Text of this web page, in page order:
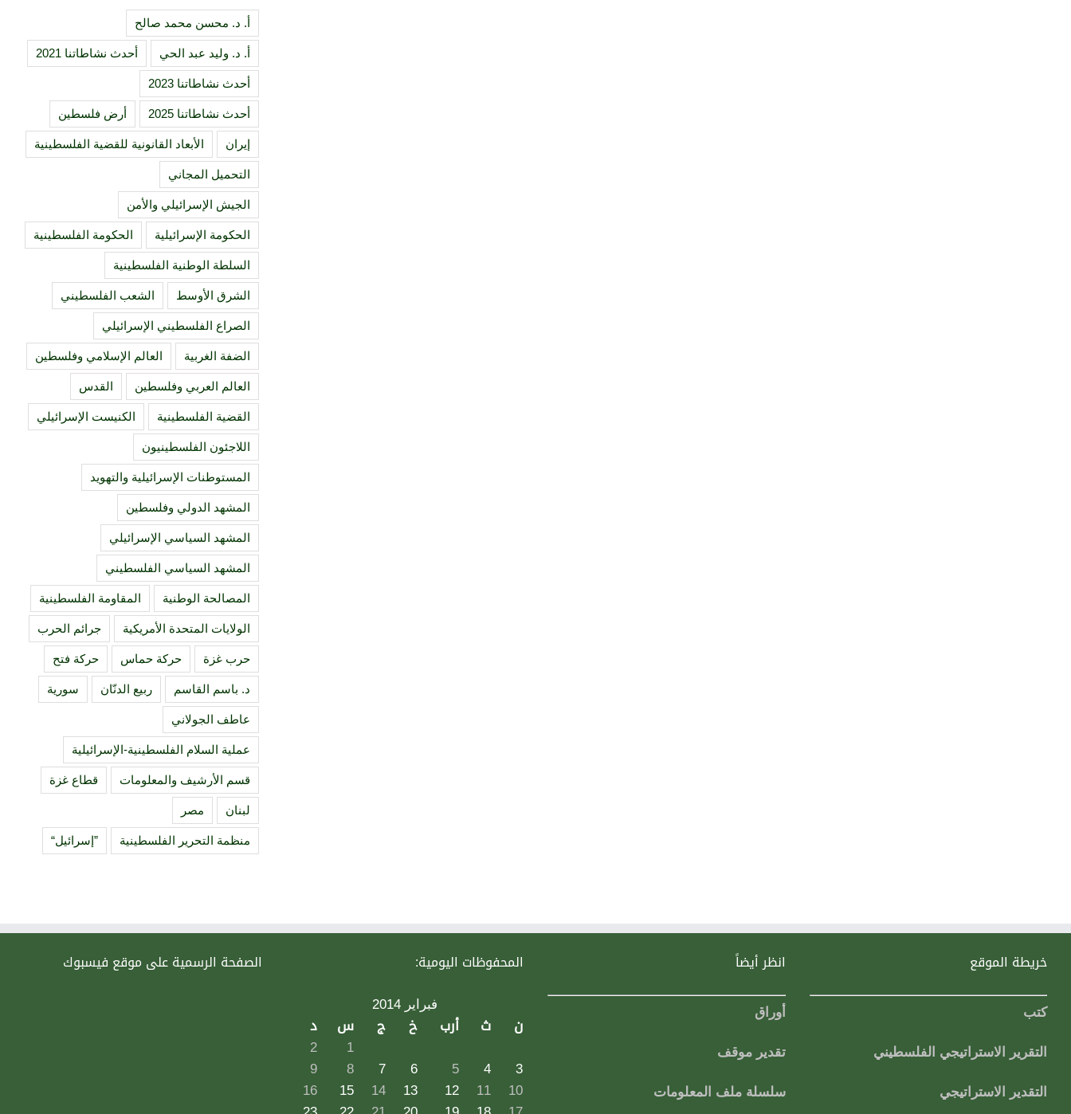
أ. د. محسن محمد صالح
أ. د. وليد عبد الحي أحدث نشاطاتنا 2021
أحدث نشاطاتنا 2023
أحدث نشاطاتنا 2025 أرض فلسطين
إيران الأبعاد القانونية للقضية الفلسطينية
التحميل المجاني
الجيش الإسرائيلي والأمن
الحكومة الإسرائيلية الحكومة الفلسطينية
السلطة الوطنية الفلسطينية
الشرق الأوسط الشعب الفلسطيني
الصراع الفلسطيني الإسرائيلي
الضفة الغربية العالم الإسلامي وفلسطين
العالم العربي وفلسطين القدس
القضية الفلسطينية الكنيست الإسرائيلي
اللاجئون الفلسطينيون
المستوطنات الإسرائيلية والتهويد
المشهد الدولي وفلسطين
المشهد السياسي الإسرائيلي
المشهد السياسي الفلسطيني
المصالحة الوطنية المقاومة الفلسطينية
الولايات المتحدة الأمريكية جرائم الحرب
حرب غزة حركة حماس حركة فتح
د. باسم القاسم ربيع الدنّان سورية
عاطف الجولاني
عملية السلام الفلسطينية-الإسرائيلية
قسم الأرشيف والمعلومات قطاع غزة
لبنان مصر
منظمة التحرير الفلسطينية ”إسرائيل“
خريطة الموقع
كتب
التقرير الاستراتيجي الفلسطيني
التقدير الاستراتيجي
انظر أيضاً
أوراق
تقدير موقف
سلسلة ملف المعلومات
المحفوظات اليومية:
فبراير 2014
ن ث أرب خ ج س د
1
2
3
4
5
6
7
8
9
10
11
12
13
14
15
16
الصفحة الرسمية على موقع فيسبوك